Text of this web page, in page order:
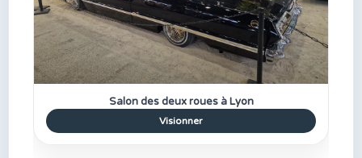
Salon des deux roues à Lyon
Visionner